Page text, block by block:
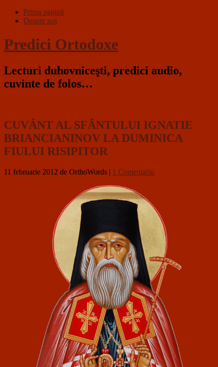
Prima pagină
Despre noi
Predici Ortodoxe
Lecturi duhovniceşti, predici audio,
cuvinte de folos…
CUVÂNT AL SFÂNTULUI IGNATIE
BRIANCIANINOV LA DUMINICA
FIULUI RISIPITOR
11 februarie 2012 de OrthoWords | 1 Comentariu